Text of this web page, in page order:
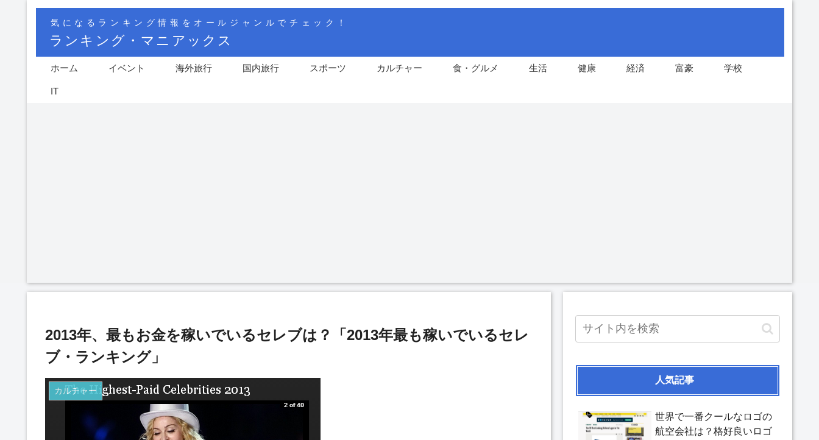
気になるランキング情報をオールジャンルでチェック！
ランキング・マニアックス
ホーム イベント 海外旅行 国内旅行 スポーツ カルチャー 食・グルメ 生活 健康 経済 富豪 学校
IT
2013年、最もお金を稼いでいるセレブは？「2013年最も稼いでいるセレ
ブ・ランキング」
カルチャー
人気記事
世界で一番クールなロゴの
航空会社は？格好良いロゴ